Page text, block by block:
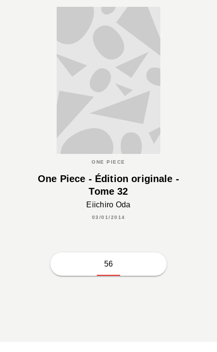
ONE PIECE
One Piece - Édition originale -
Tome 32
Eiichiro Oda
03/01/2014
56